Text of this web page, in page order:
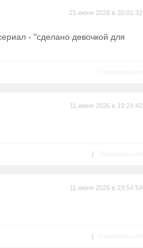
21 июня 2026 в 20:01:32
- "сделано девочкой для
11 июня 2026 в 19:24:42
|
11 июня 2026 в 23:54:54
|